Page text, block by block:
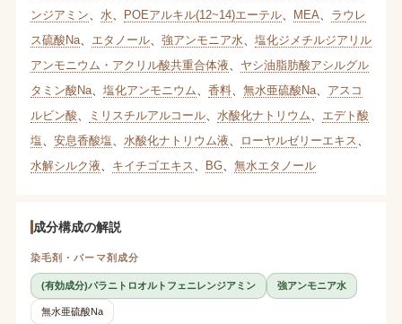
ンジアミン
水 POEアルキル(12~14)エーテル、 MEA
ラウレ
ス硫酸Na、 エタノール、 強アンモニア水
塩化ジメチルジアリル
アンモニウム・アクリル酸共重合体液
ヤシ油脂肪酸アシルグル
タミン酸Na、 塩化アンモニウム 香料、 無水亜硫酸Na、 アスコ
ルビン酸
ミリスチルアルコール、 水酸化ナトリウム
エデト酸
塩
安息香酸塩 水酸化ナトリウム液 ローヤルゼリーエキス
水解シルク液
キイチゴエキス BG、 無水エタノール
成分構成の解説
染毛剤・パーマ剤成分
(有効成分)パラニトロオルトフェニレンジアミン 強アンモニア水
無水亜硫酸Na